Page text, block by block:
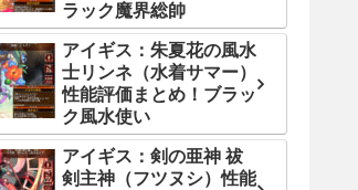
ラック魔界総帥
アイギス：朱夏花の風水
士リンネ（水着サマー）
性能評価まとめ！ブラッ
ク風水使い
アイギス：剣の亜神 祓
剣主神（フツヌシ）性能